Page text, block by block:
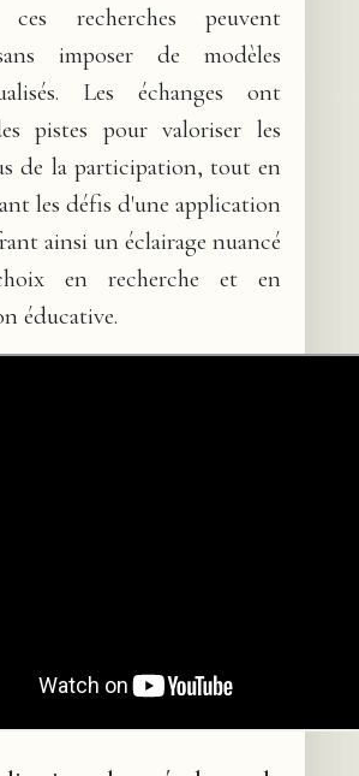
ces recherches peuvent
imposer de modèles
Les échanges ont
pistes pour valoriser les
de la participation, tout en
les défis d'une application
ainsi un éclairage nuancé
en recherche et en
éducative.